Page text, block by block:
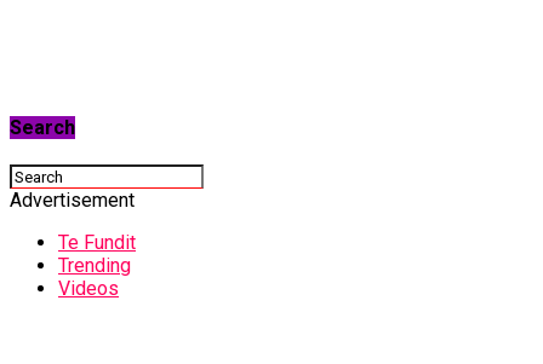
Search
Advertisement
Te Fundit
Trending
Videos